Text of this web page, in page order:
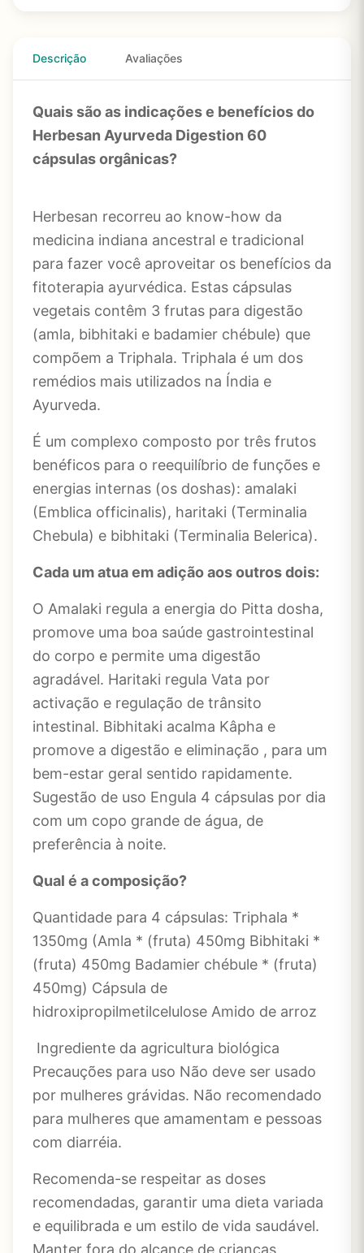
Descrição Avaliações
Quais são as indicações e benefícios do
Herbesan Ayurveda Digestion 60
cápsulas orgânicas?
Herbesan recorreu ao know-how da
medicina indiana ancestral e tradicional
para fazer você aproveitar os benefícios da
fitoterapia ayurvédica. Estas cápsulas
vegetais contêm 3 frutas para digestão
(amla, bibhitaki e badamier chébule) que
compõem a Triphala. Triphala é um dos
remédios mais utilizados na Índia e
Ayurveda.
É um complexo composto por três frutos
benéficos para o reequilíbrio de funções e
energias internas (os doshas): amalaki
(Emblica officinalis), haritaki (Terminalia
Chebula) e bibhitaki (Terminalia Belerica).
Cada um atua em adição aos outros dois:
O Amalaki regula a energia do Pitta dosha,
promove uma boa saúde gastrointestinal
do corpo e permite uma digestão
agradável. Haritaki regula Vata por
activação e regulação de trânsito
intestinal. Bibhitaki acalma Kâpha e
promove a digestão e eliminação , para um
bem-estar geral sentido rapidamente.
Sugestão de uso Engula 4 cápsulas por dia
com um copo grande de água, de
preferência à noite.
Qual é a composição?
Quantidade para 4 cápsulas: Triphala *
1350mg (Amla * (fruta) 450mg Bibhitaki *
(fruta) 450mg Badamier chébule * (fruta)
450mg) Cápsula de
hidroxipropilmetilcelulose Amido de arroz
Ingrediente da agricultura biológica
Precauções para uso Não deve ser usado
por mulheres grávidas. Não recomendado
para mulheres que amamentam e pessoas
com diarréia.
Recomenda-se respeitar as doses
recomendadas, garantir uma dieta variada
e equilibrada e um estilo de vida saudável.
Manter fora do alcance de crianças